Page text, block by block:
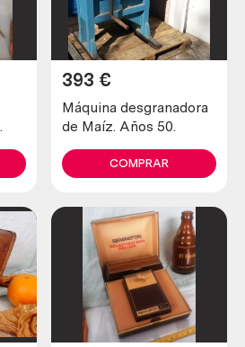
Máquina desgranadora
de Maíz. Años 50.
393 €
COMPRAR